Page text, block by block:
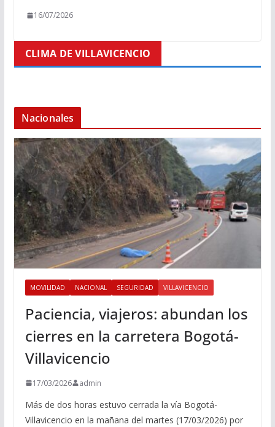
16/07/2026
CLIMA DE VILLAVICENCIO
Nacionales
MOVILIDAD NACIONAL SEGURIDAD VILLAVICENCIO
Paciencia, viajeros: abundan los
cierres en la carretera Bogotá-
Villavicencio
17/03/2026 admin
Más de dos horas estuvo cerrada la vía Bogotá-
Villavicencio en la mañana del martes (17/03/2026) por